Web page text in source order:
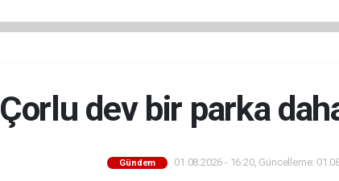
Çorlu dev bir parka
Gündem 01.08.2026 - 16:20, Güncelleme: